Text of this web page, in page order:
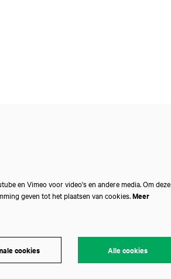
en Vimeo voor video's en andere media. Om deze
geven tot het plaatsen van cookies.Meer
cookies Alle cookies